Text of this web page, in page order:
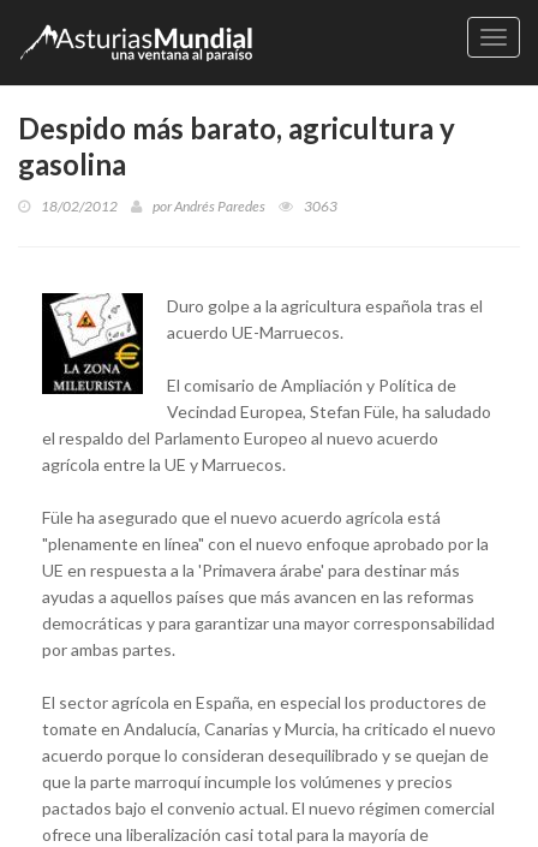
Despido más barato, agricultura y
gasolina
18/02/2012 porAndrés Paredes 3063
Duro golpe a la agricultura española tras el
acuerdo UE-Marruecos.
El comisario de Ampliación y Política de
Vecindad Europea, Stefan Füle, ha saludado
el respaldo del Parlamento Europeo al nuevo acuerdo
agrícola entre la UE y Marruecos.
Füle ha asegurado que el nuevo acuerdo agrícola está
"plenamente en línea" con el nuevo enfoque aprobado por la
UE en respuesta a la 'Primavera árabe' para destinar más
ayudas a aquellos países que más avancen en las reformas
democráticas y para garantizar una mayor corresponsabilidad
por ambas partes.
El sector agrícola en España, en especial los productores de
tomate en Andalucía, Canarias y Murcia, ha criticado el nuevo
acuerdo porque lo consideran desequilibrado y se quejan de
que la parte marroquí incumple los volúmenes y precios
pactados bajo el convenio actual. El nuevo régimen comercial
ofrece una liberalización casi total para la mayoría de